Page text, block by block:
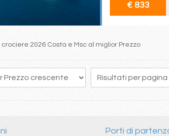
€ 833
2026 Costa e Msc al miglior Prezzo
Porti di